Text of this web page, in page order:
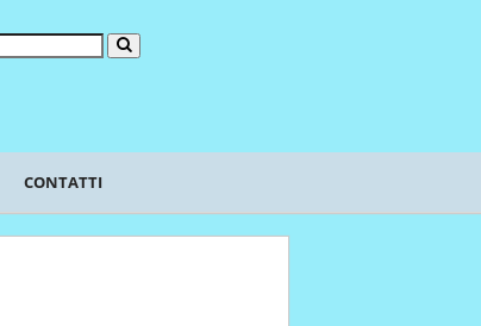
CONTATTI